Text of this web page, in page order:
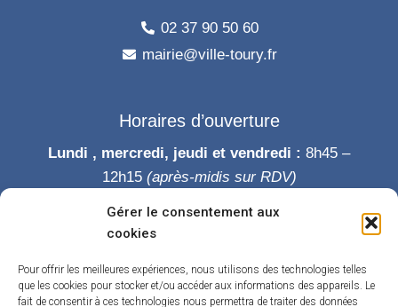
Gérer le consentement aux
cookies
Pour offrir les meilleures expériences, nous utilisons des technologies telles
que les cookies pour stocker et/ou accéder aux informations des appareils. Le
fait de consentir à ces technologies nous permettra de traiter des données
02 37 90 50 60
mairie@ville-toury.fr
Horaires d’ouverture
Lundi , mercredi, jeudi et vendredi : 8h45 –
12h15 (après-midis sur RDV)